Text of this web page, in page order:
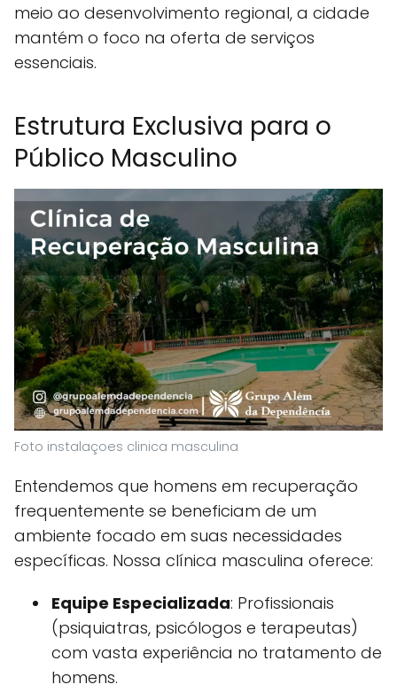
meio ao desenvolvimento regional, a cidade
mantém o foco na oferta de serviços
essenciais.
Estrutura Exclusiva para o
Público Masculino
Foto instalaçoes clinica masculina
Entendemos que homens em recuperação
frequentemente se beneficiam de um
ambiente focado em suas necessidades
específicas. Nossa clínica masculina oferece:
Equipe Especializada: Profissionais
(psiquiatras, psicólogos e terapeutas)
com vasta experiência no tratamento de
homens.